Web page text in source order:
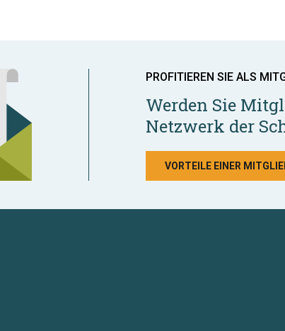
PROFITIEREN SIE ALS
Werden Sie
Netzwerk der
VORTEILE EINER